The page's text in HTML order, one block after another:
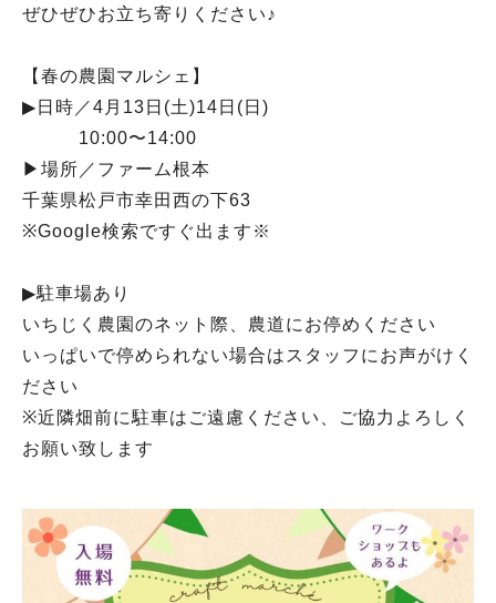
ぜひぜひお立ち寄りください♪
【春の農園マルシェ】
▶︎日時／4月13日(土)14日(日)
10:00〜14:00
▶︎場所／ファーム根本
千葉県松戸市幸田西の下63
※Google検索ですぐ出ます※
▶︎駐車場あり
いちじく農園のネット際、農道にお停めください
いっぱいで停められない場合はスタッフにお声がけく
ださい
※近隣畑前に駐車はご遠慮ください、ご協力よろしく
お願い致します